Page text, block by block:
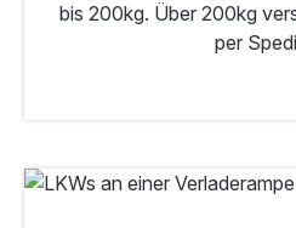
bis 200kg. Über 200kg
per